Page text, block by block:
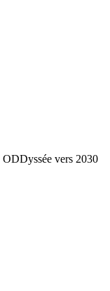
ODDyssée vers 2030